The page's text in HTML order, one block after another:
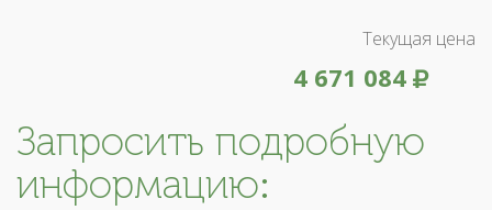
Текущая цена
4 671 084
Запросить подробную
информацию: